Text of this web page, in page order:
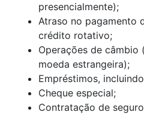
presencialmente);
Atraso no pagamento
crédito rotativo;
Operações de câmbio
moeda estrangeira);
Empréstimos,
Cheque especial;
Contratação de